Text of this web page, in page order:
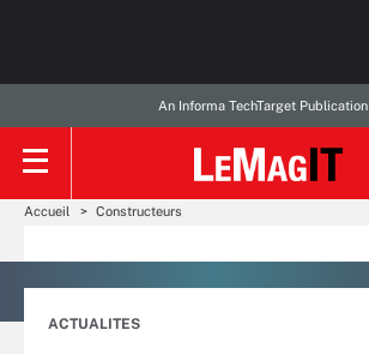
An Informa TechTarget Publication
Accueil Constructeurs
ACTUALITES